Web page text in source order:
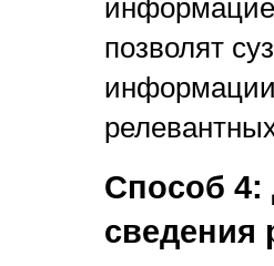
позволят
Способ
сведения